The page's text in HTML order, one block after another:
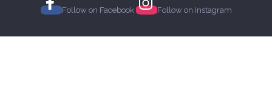
Follow on Facebook Follow on Instagram